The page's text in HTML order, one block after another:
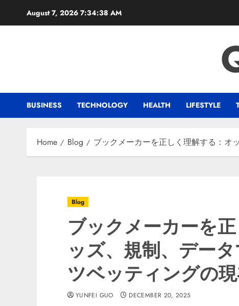
August 7, 2026 7:34:39 AM
BUSINESS TECHNOLOGY HEALTH LIFESTYLE
Home Blog ブックメーカーを正しく理解する：オ
Blog
ブックメーカーを
ッズ、規制、デー
ツベッティングの
YUNFEI GUO DECEMBER 20, 2025